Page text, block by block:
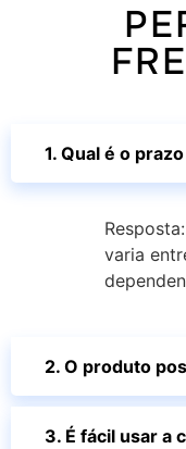
1. Qual é o
varia
2. O produto
3. É fácil usar a